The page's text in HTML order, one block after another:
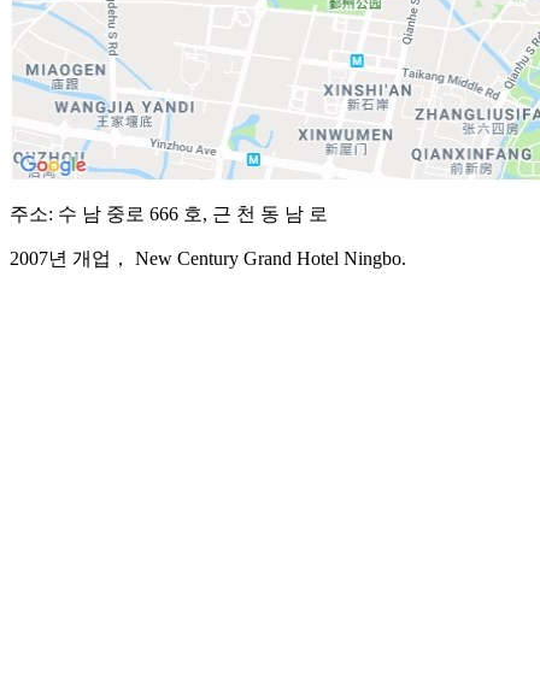
주소: 수 남 중로 666 호, 근 천 동 남 로
2007년 개업， New Century Grand Hotel Ningbo.